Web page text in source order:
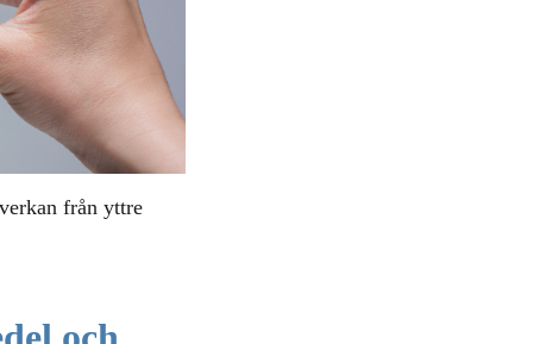
från yttre